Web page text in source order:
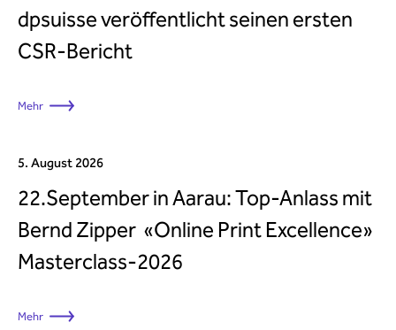
dpsuisse veröffentlicht seinen ersten
CSR-Bericht
Mehr
5. August 2026
22.September in Aarau: Top-Anlass mit
Bernd Zipper «Online Print Excellence»
Masterclass-2026
Mehr